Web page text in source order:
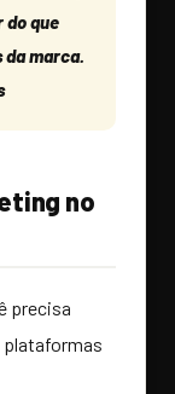
do que
marca.
no
precisa
plataformas